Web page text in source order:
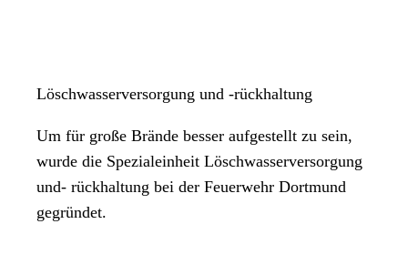
Löschwasserversorgung und -rückhaltung
Um für große Brände besser aufgestellt zu sein,
wurde die Spezialeinheit Löschwasserversorgung
und- rückhaltung bei der Feuerwehr Dortmund
gegründet.